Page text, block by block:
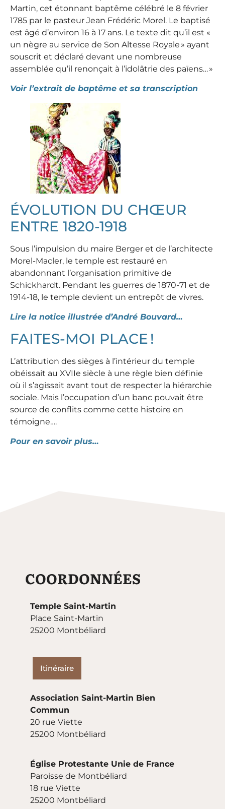
Martin, cet étonnant baptême célébré le 8 février
1785 par le pasteur Jean Frédéric Morel. Le baptisé
est âgé d’environ 16 à 17 ans. Le texte dit qu’il est «
un nègre au service de Son Altesse Royale » ayant
souscrit et déclaré devant une nombreuse
assemblée qu’il renonçait à l’idolâtrie des païens… »
Voir l’extrait de baptême et sa transcription
ÉVOLUTION DU CHŒUR
ENTRE 1820-1918
Sous l’impulsion du maire Berger et de l’architecte
Morel-Macler, le temple est restauré en
abandonnant l’organisation primitive de
Schickhardt. Pendant les guerres de 1870-71 et de
1914-18, le temple devient un entrepôt de vivres.
Lire la notice illustrée d’André Bouvard…
FAITES-MOI PLACE !
L’attribution des sièges à l’intérieur du temple
obéissait au XVIIe siècle à une règle bien définie
où il s’agissait avant tout de respecter la hiérarchie
sociale. Mais l’occupation d’un banc pouvait être
source de conflits comme cette histoire en
témoigne….
Pour en savoir plus…
COORDONNÉES
Temple Saint-Martin
Place Saint-Martin
25200 Montbéliard
Itinéraire
Association Saint-Martin Bien
Commun
20 rue Viette
25200 Montbéliard
Église Protestante Unie de France
Paroisse de Montbéliard
18 rue Viette
25200 Montbéliard